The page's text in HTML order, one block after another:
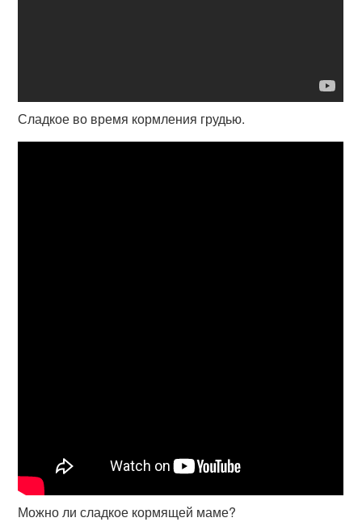
Сладкое во время кормления грудью.
Можно ли сладкое кормящей маме?